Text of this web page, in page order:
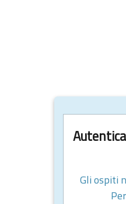
Gli ospiti